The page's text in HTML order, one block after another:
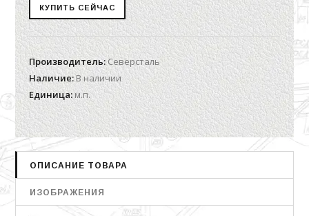
Производитель:Северсталь
Наличие:В наличии
Единица:м.п.
ОПИСАНИЕ ТОВАРА
ИЗОБРАЖЕНИЯ